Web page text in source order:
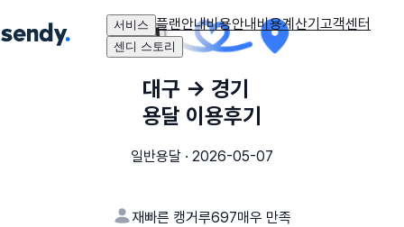
서비스 플랜안내비용안내비용계산기고객센터
센디 스토리
대구 → 경기
용달 이용후기
일반용달 · 2026-05-07
재빠른 캥거루697매우 만족